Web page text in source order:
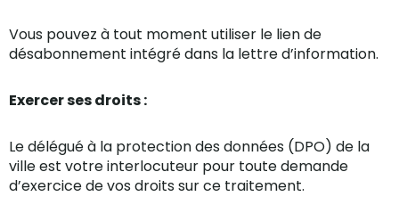
Vous pouvez à tout moment utiliser le lien de
désabonnement intégré dans la lettre d’information.
Exercer ses droits :
Le délégué à la protection des données (DPO) de la
ville est votre interlocuteur pour toute demande
d’exercice de vos droits sur ce traitement.